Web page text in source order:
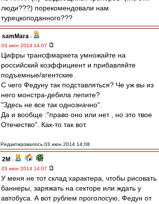
люди???) порекомендовали нам
турецкоподанного???
samMara -
03 июн 2014 14:07
Цифры трансфмаркета умножайте на
российский коэффициент и прибавляйте
подъемные/агентские.
С чего Федуну так подставляться? Че уж вы из
него монстра-дебила лепите?
"Здесь не все так однозначно".
Да и вообще :"право оно или нет , но это твое
Отечество". Как-то так вот.
Редактировалось 03 июн 2014 14:08
2M -
03 июн 2014 14:07
У меня не тот склад характера, чтобы рисовать
баннеры, заряжать на секторе или ждать у
автобуса. А вот рублем проголосую, Федун от